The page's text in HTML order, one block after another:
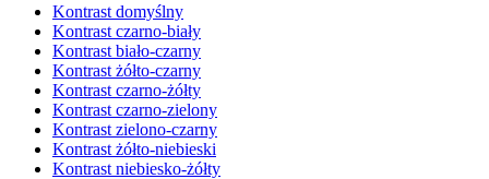
Kontrast domyślny
Kontrast czarno-biały
Kontrast biało-czarny
Kontrast żółto-czarny
Kontrast czarno-żółty
Kontrast czarno-zielony
Kontrast zielono-czarny
Kontrast żółto-niebieski
Kontrast niebiesko-żółty